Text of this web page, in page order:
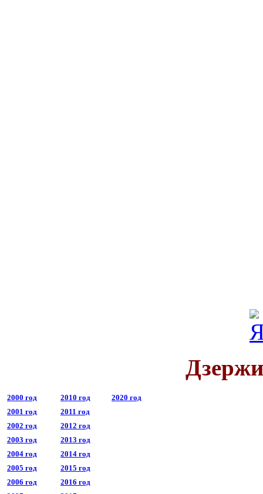
2000 год 2010 год
2020 год
2001 год
2011 год
2002 год
2012 год
2003 год
2013 год
2004 год
2014 год
2005 год
2015 год
2006 год
2016 год